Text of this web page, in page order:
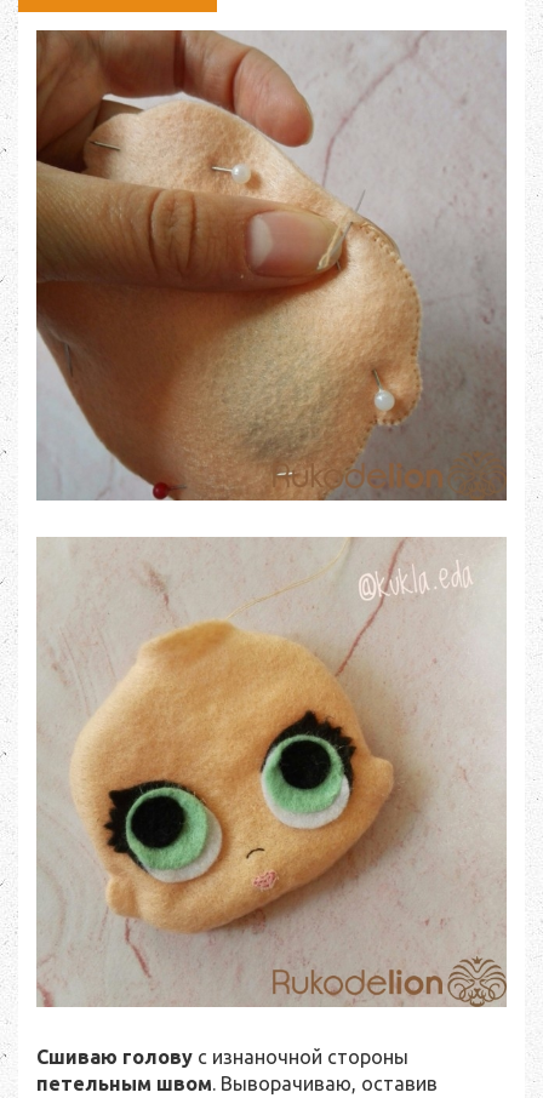
Сшиваю голову с изнаночной стороны
петельным швом. Выворачиваю, оставив